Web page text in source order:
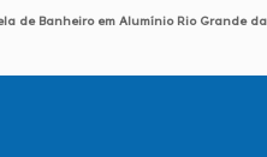
de Banheiro em Alumínio Rio Grande